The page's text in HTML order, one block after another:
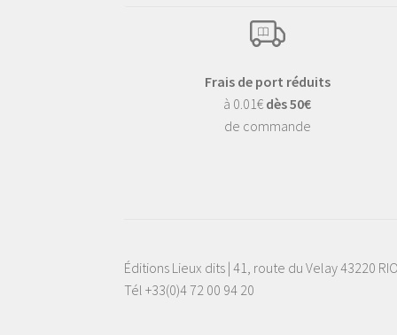
Frais de port réduits
à 0.01€ dès 50€
de commande
Éditions Lieux dits | 41, route du Velay 43220
Tél +33(0)4 72 00 94 20